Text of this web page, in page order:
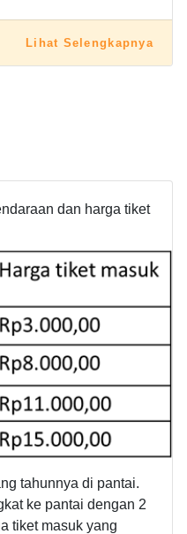
Lihat Selengkapnya
dan harga tiket
tahunnya di pantai.
ke pantai dengan 2
tiket masuk yang